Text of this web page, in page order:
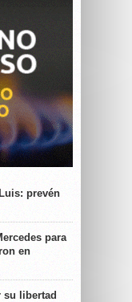
prevén
para
en
su libertad